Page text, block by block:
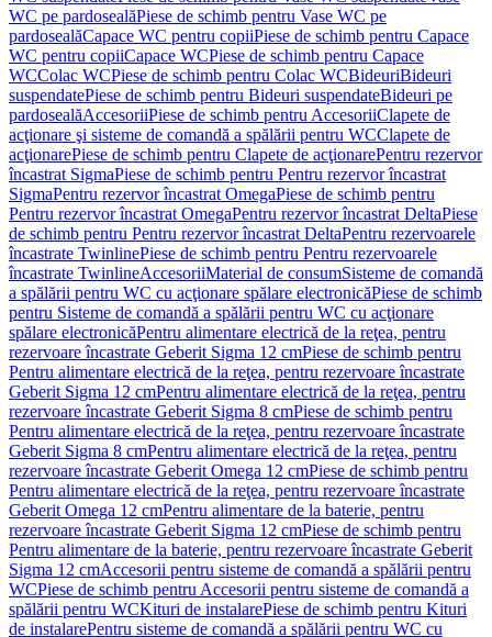
WC pe pardosealăPiese de schimb pentru Vase WC pe
pardosealăCapace WC pentru copiiPiese de schimb pentru Capace
WC pentru copiiCapace WCPiese de schimb pentru Capace
WCColac WCPiese de schimb pentru Colac WCBideuriBideuri
suspendatePiese de schimb pentru Bideuri suspendateBideuri pe
pardosealăAccesoriiPiese de schimb pentru AccesoriiClapete de
acţionare şi sisteme de comandă a spălării pentru WCClapete de
acţionarePiese de schimb pentru Clapete de acţionarePentru rezervor
încastrat SigmaPiese de schimb pentru Pentru rezervor încastrat
SigmaPentru rezervor încastrat OmegaPiese de schimb pentru
Pentru rezervor încastrat OmegaPentru rezervor încastrat DeltaPiese
de schimb pentru Pentru rezervor încastrat DeltaPentru rezervoarele
încastrate TwinlinePiese de schimb pentru Pentru rezervoarele
încastrate TwinlineAccesoriiMaterial de consumSisteme de comandă
a spălării pentru WC cu acţionare spălare electronicăPiese de schimb
pentru Sisteme de comandă a spălării pentru WC cu acţionare
spălare electronicăPentru alimentare electrică de la reţea, pentru
rezervoare încastrate Geberit Sigma 12 cmPiese de schimb pentru
Pentru alimentare electrică de la reţea, pentru rezervoare încastrate
Geberit Sigma 12 cmPentru alimentare electrică de la reţea, pentru
rezervoare încastrate Geberit Sigma 8 cmPiese de schimb pentru
Pentru alimentare electrică de la reţea, pentru rezervoare încastrate
Geberit Sigma 8 cmPentru alimentare electrică de la reţea, pentru
rezervoare încastrate Geberit Omega 12 cmPiese de schimb pentru
Pentru alimentare electrică de la reţea, pentru rezervoare încastrate
Geberit Omega 12 cmPentru alimentare de la baterie, pentru
rezervoare încastrate Geberit Sigma 12 cmPiese de schimb pentru
Pentru alimentare de la baterie, pentru rezervoare încastrate Geberit
Sigma 12 cmAccesorii pentru sisteme de comandă a spălării pentru
WCPiese de schimb pentru Accesorii pentru sisteme de comandă a
spălării pentru WCKituri de instalarePiese de schimb pentru Kituri
de instalarePentru sisteme de comandă a spălării pentru WC cu